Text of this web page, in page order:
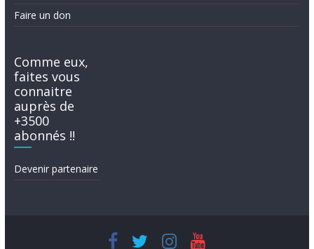
Faire un don
Comme eux,
faites vous
connaitre
auprès de
+3500
abonnés !!
Devenir partenaire